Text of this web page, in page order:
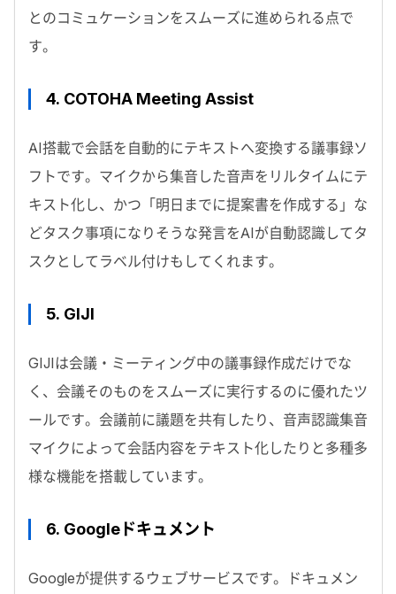
とのコミュケーションをスムーズに進められる点で
す。
4. COTOHA Meeting Assist
AI搭載で会話を自動的にテキストへ変換する議事録ソ
フトです。マイクから集音した音声をリルタイムにテ
キスト化し、かつ「明日までに提案書を作成する」な
どタスク事項になりそうな発言をAIが自動認識してタ
スクとしてラベル付けもしてくれます。
5. GIJI
GIJIは会議・ミーティング中の議事録作成だけでな
く、会議そのものをスムーズに実行するのに優れたツ
ールです。会議前に議題を共有したり、音声認識集音
マイクによって会話内容をテキスト化したりと多種多
様な機能を搭載しています。
6. Googleドキュメント
Googleが提供するウェブサービスです。ドキュメン